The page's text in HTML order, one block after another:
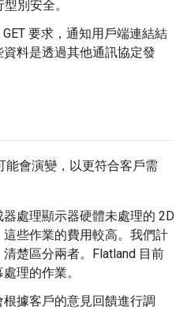
別安全。
要求，通知用戶端連結結
料是透過其他通訊協定發
能會演變，以更符合客戶需
處理顯示器硬體未處理的 2D
些作業的費用較高。我們計
楚區分兩者。Flatland 目前
理的作業。
據客戶的意見回饋進行調